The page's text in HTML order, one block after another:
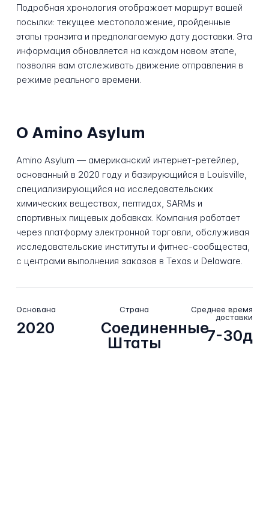
Подробная хронология отображает маршрут вашей
посылки: текущее местоположение, пройденные
этапы транзита и предполагаемую дату доставки. Эта
информация обновляется на каждом новом этапе,
позволяя вам отслеживать движение отправления в
режиме реального времени.
О Amino Asylum
Amino Asylum — американский интернет-ретейлер,
основанный в 2020 году и базирующийся в Louisville,
специализирующийся на исследовательских
химических веществах, пептидах, SARMs и
спортивных пищевых добавках. Компания работает
через платформу электронной торговли, обслуживая
исследовательские институты и фитнес-сообщества,
с центрами выполнения заказов в Texas и Delaware.
Основана
2020
Страна
Соединенные
Штаты
Среднее время
доставки
7-30д